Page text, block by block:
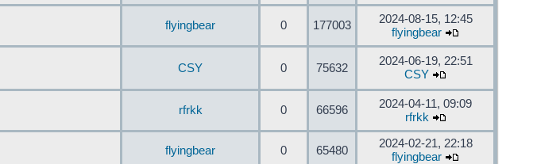
flyingbear 0 177003
2024-08-15, 12:45
flyingbear
CSY 0 75632
2024-06-19, 22:51
CSY
rfrkk 0 66596
2024-04-11, 09:09
rfrkk
flyingbear 0 65480
2024-02-21, 22:18
flyingbear